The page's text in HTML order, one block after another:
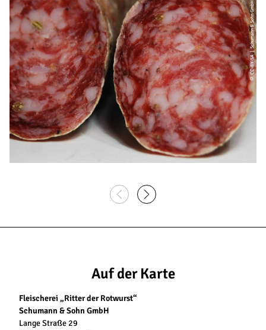
© CC-BY-SA | Schumann & Sohn GmbH
Auf der Karte
Fleischerei „Ritter der Rotwurst“
Schumann & Sohn GmbH
Lange Straße 29